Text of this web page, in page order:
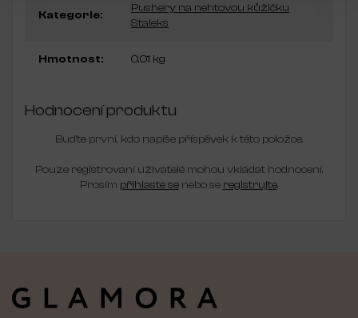
Kategorie:
Pushery na nehtovou kůžičku
Staleks
Hmotnost: 0.01 kg
Hodnocení produktu
Buďte první, kdo napíše příspěvek k této položce.
Pouze registrovaní uživatelé mohou vkládat hodnocení.
Prosím přihlaste senebo se registrujte.